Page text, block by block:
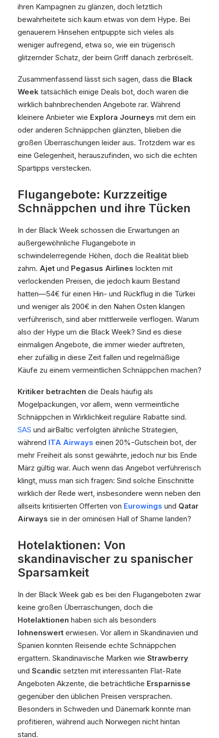
ihren Kampagnen zu glänzen, doch letztlich
bewahrheitete sich kaum etwas von dem Hype. Bei
genauerem Hinsehen entpuppte sich vieles als
weniger aufregend, etwa so, wie ein trügerisch
glitzernder Schatz, der beim Griff danach zerbröselt.
Zusammenfassend lässt sich sagen, dass die Black
Week tatsächlich einige Deals bot, doch waren die
wirklich bahnbrechenden Angebote rar. Während
kleinere Anbieter wie Explora Journeys mit dem ein
oder anderen Schnäppchen glänzten, blieben die
großen Überraschungen leider aus. Trotzdem war es
eine Gelegenheit, herauszufinden, wo sich die echten
Spartipps verstecken.
Flugangebote: Kurzzeitige
Schnäppchen und ihre Tücken
In der Black Week schossen die Erwartungen an
außergewöhnliche Flugangebote in
schwindelerregende Höhen, doch die Realität blieb
zahm. Ajet und Pegasus Airlines lockten mit
verlockenden Preisen, die jedoch kaum Bestand
hatten—54€ für einen Hin- und Rückflug in die Türkei
und weniger als 200€ in den Nahen Osten klangen
verführerisch, sind aber mittlerweile verflogen. Warum
also der Hype um die Black Week? Sind es diese
einmaligen Angebote, die immer wieder auftreten,
eher zufällig in diese Zeit fallen und regelmäßige
Käufe zu einem vermeintlichen Schnäppchen machen?
Kritiker betrachten die Deals häufig als
Mogelpackungen, vor allem, wenn vermeintliche
Schnäppchen in Wirklichkeit reguläre Rabatte sind.
SAS und airBaltic verfolgten ähnliche Strategien,
während ITA Airways einen 20%-Gutschein bot, der
mehr Freiheit als sonst gewährte, jedoch nur bis Ende
März gültig war. Auch wenn das Angebot verführerisch
klingt, muss man sich fragen: Sind solche Einschnitte
wirklich der Rede wert, insbesondere wenn neben den
allseits kritisierten Offerten von Eurowings und Qatar
Airways sie in der ominösen Hall of Shame landen?
Hotelaktionen: Von
skandinavischer zu spanischer
Sparsamkeit
In der Black Week gab es bei den Flugangeboten zwar
keine großen Überraschungen, doch die
Hotelaktionen haben sich als besonders
lohnenswert erwiesen. Vor allem in Skandinavien und
Spanien konnten Reisende echte Schnäppchen
ergattern. Skandinavische Marken wie Strawberry
und Scandic setzten mit interessanten Flat-Rate
Angeboten Akzente, die beträchtliche Ersparnisse
gegenüber den üblichen Preisen versprachen.
Besonders in Schweden und Dänemark konnte man
profitieren, während auch Norwegen nicht hintan
stand.